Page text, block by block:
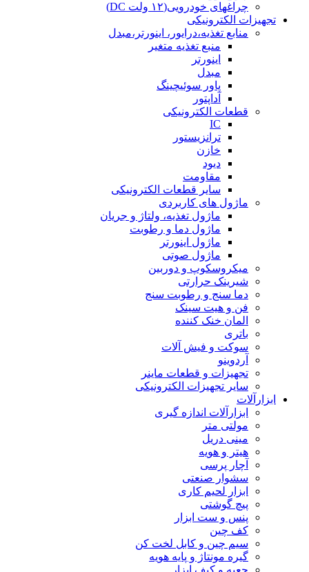
چراغهای خودرویی(۱۲ ولت DC)
تجهیزات الکترونیکی
منابع تغذیه،درایور، اینورتر،مبدل
منبع تغذیه متغیر
اینورتر
مبدل
پاور سوئیچینگ
آداپتور
قطعات الکترونیکی
IC
ترانزیستور
خازن
دیود
مقاومت
سایر قطعات الکترونیکی
ماژول های کاربردی
ماژول تغذیه، ولتاژ و جریان
ماژول دما و رطوبت
ماژول اینورتر
ماژول صوتی
میکروسکوپ و دوربین
شیرینک حرارتی
دما سنج و رطوبت سنج
فن و هیت سینک
المان خنک کننده
باتری
سوکت و فیش آلات
آردوینو
تجهیزات و قطعات ماینر
سایر تجهیزات الکترونیکی
ابزارآلات
ابزارآلات اندازه گیری
مولتی متر
مینی دریل
هیتر و هویه
آچار پرسی
سشوار صنعتی
ابزار لحیم کاری
پیچ گوشتی
پنس و ست ابزار
کف چین
سیم چین و کابل لخت کن
گیره مونتاژ و پایه هویه
جعبه و کیف ابزار